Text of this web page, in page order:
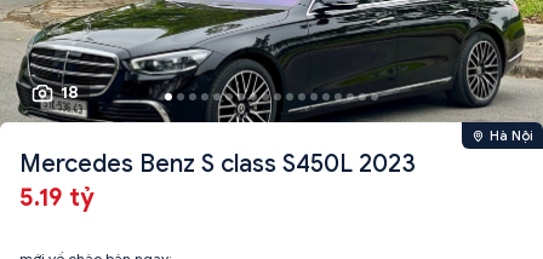
18
Hà Nội
Mercedes Benz S class S450L 2023
5.19 tỷ